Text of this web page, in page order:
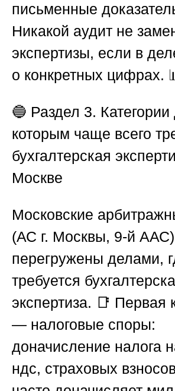
письменные
Никакой аудит не
экспертизы, если в
о конкретных цифрах.
🔵 Раздел 3.
которым чаще всего
бухгалтерская
Москве
Московские
(АС г. Москвы, 9-й ААС)
перегружены делами,
требуется
экспертиза. 📑 Первая
— налоговые споры:
доначисление налога
ндс, страховых